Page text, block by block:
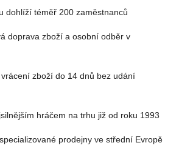
seznam
dohlíží téměř 200 zaměstnanců
doprava zboží a osobní odběr v
zboží do 14 dnů bez udání
hráčem na trhu již od roku 1993
prodejny ve střední Evropě